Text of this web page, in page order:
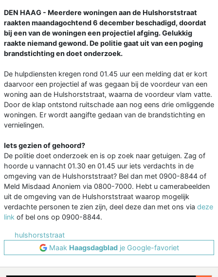
DEN HAAG - Meerdere woningen aan de Hulshorststraat
raakten maandagochtend 6 december beschadigd, doordat
bij een van de woningen een projectiel afging. Gelukkig
raakte niemand gewond. De politie gaat uit van een poging
brandstichting en doet onderzoek.
De hulpdiensten kregen rond 01.45 uur een melding dat er kort
daarvoor een projectiel af was gegaan bij de voordeur van een
woning aan de Hulshorststraat, waarna de voordeur vlam vatte.
Door de klap ontstond ruitschade aan nog eens drie omliggende
woningen. Er wordt aangifte gedaan van de brandstichting en
vernielingen.
Iets gezien of gehoord?
De politie doet onderzoek en is op zoek naar getuigen. Zag of
hoorde u vannacht 01.30 en 01.45 uur iets verdachts in de
omgeving van de Hulshorststraat? Bel dan met 0900-8844 of
Meld Misdaad Anoniem via 0800-7000. Hebt u camerabeelden
uit de omgeving van de Hulshorststraat waarop mogelijk
verdachte personen te zien zijn, deel deze dan met ons via deze
link of bel ons op 0900-8844.
hulshorststraat
Maak Haagsdagbladje Google-favoriet